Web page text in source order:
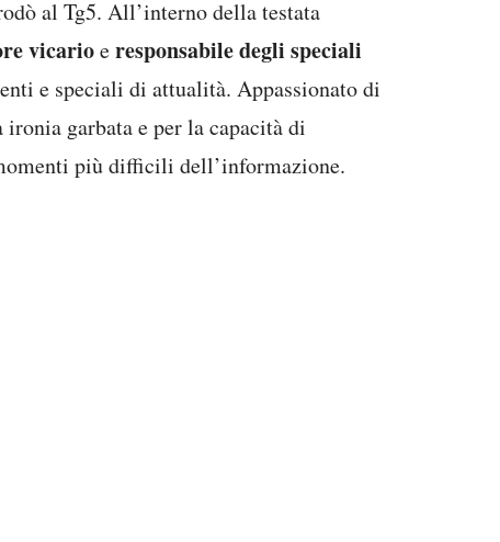
al Tg5. All’interno della testata
vicarioeresponsabile degli speciali
e speciali di attualità. Appassionato di
ironia garbata e per la capacità di
più difficili dell’informazione.